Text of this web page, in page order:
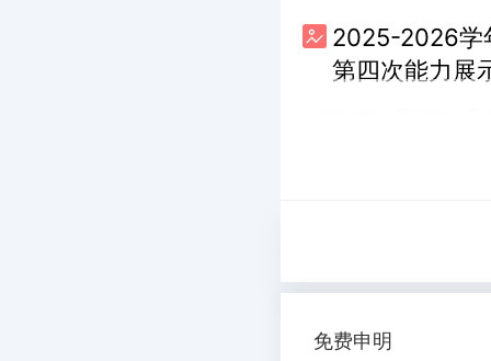
2025-2026学
第四次能力展
免费申明